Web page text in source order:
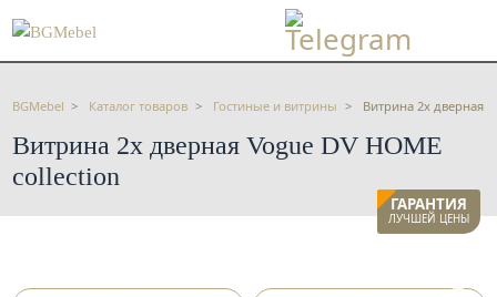
BGMebel Каталог товаров Гостиные и витрины Витрина 2х дверная
Витрина 2х дверная Vogue DV HOME
collection
ГАРАНТИЯ
ЛУЧШЕЙ ЦЕНЫ